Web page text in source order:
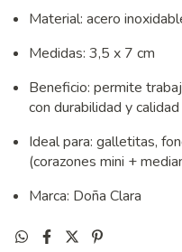
Material: acero
Medidas: 3,5 x 7 cm
Beneficio: permite
con durabilidad y calidad
Ideal para: galletitas,
(corazones mini +
Marca: Doña Clara